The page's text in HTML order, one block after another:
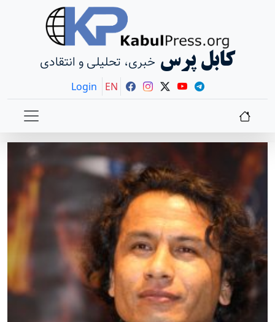
کابل پرس خبری، تحلیلی و انتقادی
Login EN